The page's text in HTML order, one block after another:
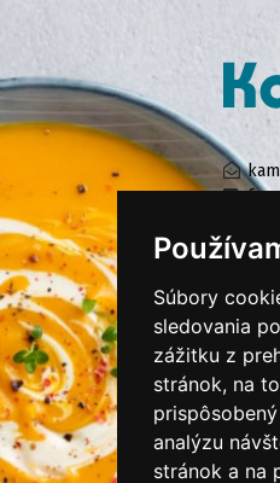
Súbory
sledovania
zážitku z
stránok, na
analýzu
stránok a na